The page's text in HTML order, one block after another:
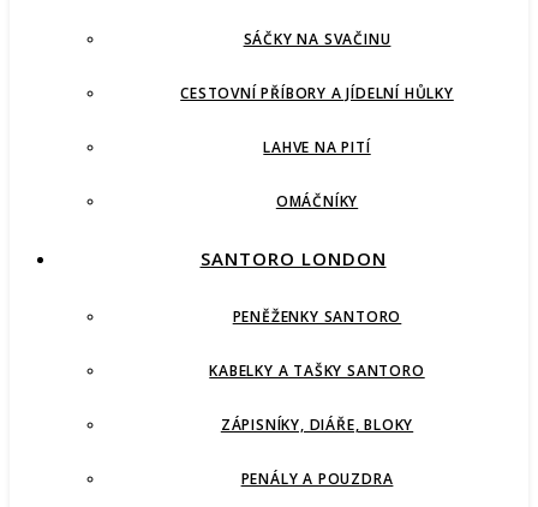
SÁČKY NA SVAČINU
CESTOVNÍ PŘÍBORY A JÍDELNÍ HŮLKY
LAHVE NA PITÍ
OMÁČNÍKY
SANTORO LONDON
PENĚŽENKY SANTORO
KABELKY A TAŠKY SANTORO
ZÁPISNÍKY, DIÁŘE, BLOKY
PENÁLY A POUZDRA